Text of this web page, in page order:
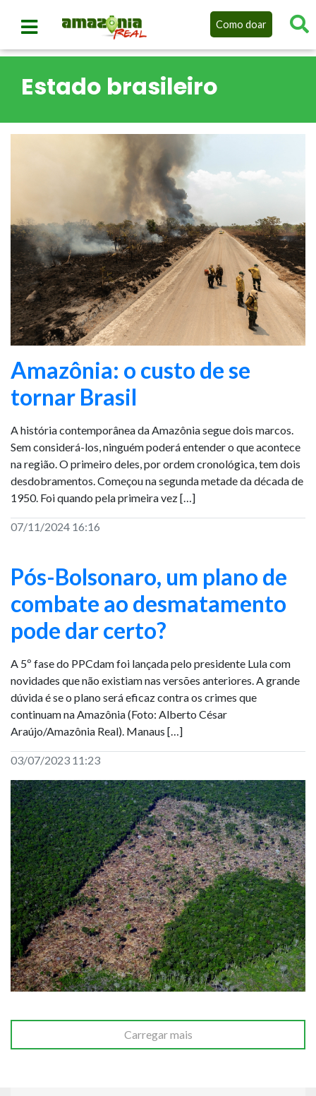
Como doar
Estado brasileiro
Amazônia: o custo de se
tornar Brasil
A história contemporânea da Amazônia segue dois marcos.
Sem considerá-los, ninguém poderá entender o que acontece
na região. O primeiro deles, por ordem cronológica, tem dois
desdobramentos. Começou na segunda metade da década de
1950. Foi quando pela primeira vez […]
07/11/2024 16:16
Pós-Bolsonaro, um plano de
combate ao desmatamento
pode dar certo?
A 5º fase do PPCdam foi lançada pelo presidente Lula com
novidades que não existiam nas versões anteriores. A grande
dúvida é se o plano será eficaz contra os crimes que
continuam na Amazônia (Foto: Alberto César
Araújo/Amazônia Real). Manaus […]
03/07/2023 11:23
Carregar mais